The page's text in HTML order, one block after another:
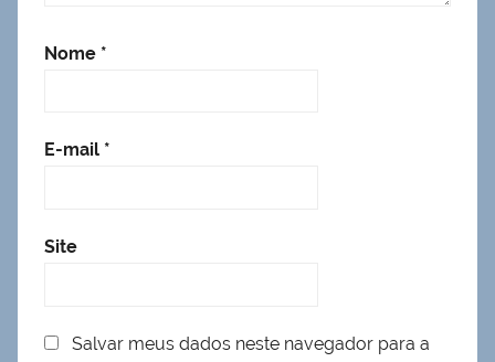
Nome *
E-mail *
Site
Salvar meus dados neste navegador para a